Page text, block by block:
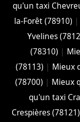
qu'un taxi
la-Forêt (78910) |
Yvelines
(78310) |
(78113) | Mieux
(78700) | Mieux
qu'un taxi
Crespières (78121)